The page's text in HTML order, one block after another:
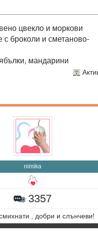
цвекло и моркови
броколи и сметаново-
мандарини
nimika
3357
, добри и слънчеви!